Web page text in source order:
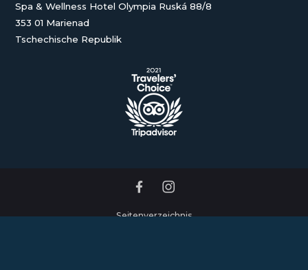
Spa & Wellness Hotel Olympia Ruská 88/8
353 01 Marienad
Tschechische Republik
Seitenverzeichnis